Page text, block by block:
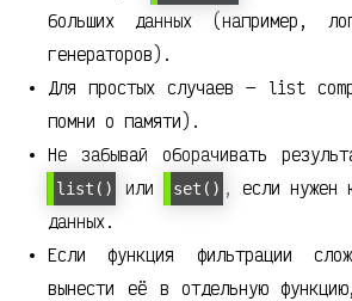
больших данных (например,
генераторов).
Для простых случаев — list
помни о памяти).
Не забывай оборачивать
list() или set() , если нужен
данных.
Если функция фильтрации
вынести её в отдельную